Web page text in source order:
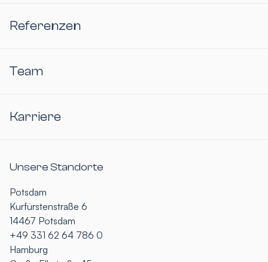
Referenzen
Team
Karriere
Unsere Standorte
Potsdam
Kurfürstenstraße 6
14467 Potsdam
+49 331 62 64 786 0
Hamburg